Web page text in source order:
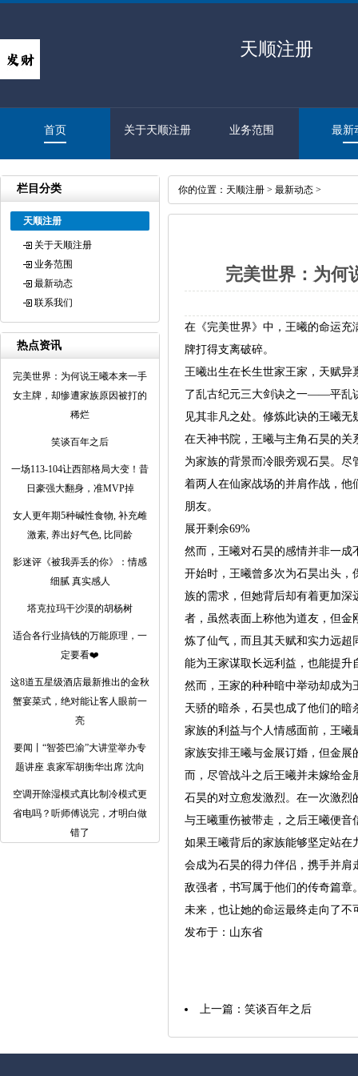
天顺注册
首页 关于天顺注册 业务范围 最新
栏目分类
天顺注册
关于天顺注册
业务范围
最新动态
联系我们
热点资讯
完美世界：为何说王曦本来一手
女主牌，却惨遭家族原因被打的
稀烂
笑谈百年之后
一场113-104让西部格局大变！昔
日豪强大翻身，准MVP掉
女人更年期5种碱性食物, 补充雌
激素, 养出好气色, 比同龄
影迷评《被我弄丢的你》：情感
细腻 真实感人
塔克拉玛干沙漠的胡杨树
适合各行业搞钱的万能原理，一
定要看❤️
这8道五星级酒店最新推出的金秋
蟹宴菜式，绝对能让客人眼前一
亮
要闻丨“智荟巴渝”大讲堂举办专
题讲座 袁家军胡衡华出席 沈向
空调开除湿模式真比制冷模式更
省电吗？听师傅说完，才明白做
错了
你的位置： 天顺注册 > 最新动态 >
完美世界：为何
在《完美世界》中，王曦的命运
牌打得支离破碎。
王曦出生在长生世家王家，天赋
了乱古纪元三大剑诀之一——平乱
见其非凡之处。修炼此诀的王曦
在天神书院，王曦与主角石昊的
为家族的背景而冷眼旁观石昊。
着两人在仙家战场的并肩作战，
朋友。
展开剩余69%
然而，王曦对石昊的感情并非一
开始时，王曦曾多次为石昊出头
族的需求，但她背后却有着更加
者，虽然表面上称他为道友，但
炼了仙气，而且其天赋和实力远
能为王家谋取长远利益，也能提
然而，王家的种种暗中举动却成
天骄的暗杀，石昊也成了他们的
家族的利益与个人情感面前，王
家族安排王曦与金展订婚，但金
而，尽管战斗之后王曦并未嫁给
石昊的对立愈发激烈。在一次激
与王曦重伤被带走，之后王曦便
如果王曦背后的家族能够坚定站
会成为石昊的得力伴侣，携手并
敌强者，书写属于他们的传奇篇
未来，也让她的命运最终走向了不
发布于：山东省
上一篇： 笑谈百年之后